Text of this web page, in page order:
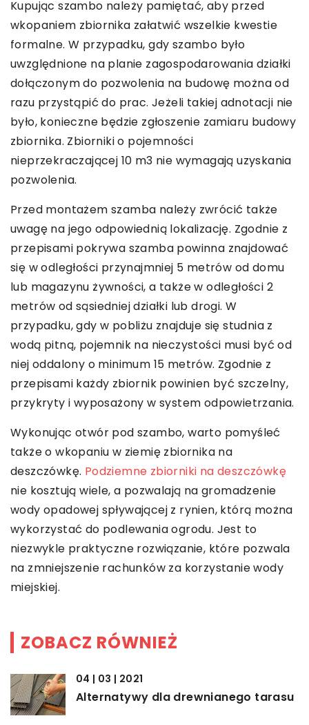
Kupując szambo należy pamiętać, aby przed
wkopaniem zbiornika załatwić wszelkie kwestie
formalne. W przypadku, gdy szambo było
uwzględnione na planie zagospodarowania działki
dołączonym do pozwolenia na budowę można od
razu przystąpić do prac. Jeżeli takiej adnotacji nie
było, konieczne będzie zgłoszenie zamiaru budowy
zbiornika. Zbiorniki o pojemności
nieprzekraczającej 10 m3 nie wymagają uzyskania
pozwolenia.
Przed montażem szamba należy zwrócić także
uwagę na jego odpowiednią lokalizację. Zgodnie z
przepisami pokrywa szamba powinna znajdować
się w odległości przynajmniej 5 metrów od domu
lub magazynu żywności, a także w odległości 2
metrów od sąsiedniej działki lub drogi. W
przypadku, gdy w pobliżu znajduje się studnia z
wodą pitną, pojemnik na nieczystości musi być od
niej oddalony o minimum 15 metrów. Zgodnie z
przepisami każdy zbiornik powinien być szczelny,
przykryty i wyposażony w system odpowietrzania.
Wykonując otwór pod szambo, warto pomyśleć
także o wkopaniu w ziemię zbiornika na
deszczówkę. Podziemne zbiorniki na deszczówkę
nie kosztują wiele, a pozwalają na gromadzenie
wody opadowej spływającej z rynien, którą można
wykorzystać do podlewania ogrodu. Jest to
niezwykle praktyczne rozwiązanie, które pozwala
na zmniejszenie rachunków za korzystanie wody
miejskiej.
ZOBACZ RÓWNIEŻ
04 | 03 | 2021
Alternatywy dla drewnianego tarasu